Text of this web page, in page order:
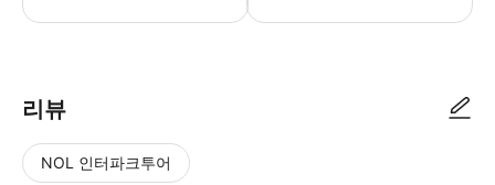
리뷰
NOL 인터파크투어